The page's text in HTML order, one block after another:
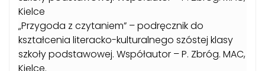
Kielce
„Przygoda z czytaniem” – podręcznik do
kształcenia literacko-kulturalnego szóstej klasy
szkoły podstawowej. Współautor – P. Zbróg. MAC,